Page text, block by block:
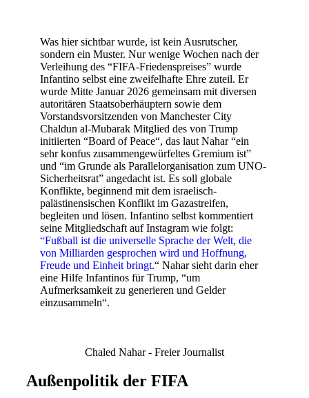
Was hier sichtbar wurde, ist kein Ausrutscher,
sondern ein Muster. Nur wenige Wochen nach der
Verleihung des “FIFA-Friedenspreises” wurde
Infantino selbst eine zweifelhafte Ehre zuteil. Er
wurde Mitte Januar 2026 gemeinsam mit diversen
autoritären Staatsoberhäuptern sowie dem
Vorstandsvorsitzenden von Manchester City
Chaldun al-Mubarak Mitglied des von Trump
initiierten “Board of Peace“, das laut Nahar “ein
sehr konfus zusammengewürfeltes Gremium ist”
und “im Grunde als Parallelorganisation zum UNO-
Sicherheitsrat” angedacht ist. Es soll globale
Konflikte, beginnend mit dem israelisch-
palästinensischen Konflikt im Gazastreifen,
begleiten und lösen. Infantino selbst kommentiert
seine Mitgliedschaft auf Instagram wie folgt:
“Fußball ist die universelle Sprache der Welt, die
von Milliarden gesprochen wird und Hoffnung,
Freude und Einheit bringt.“ Nahar sieht darin eher
eine Hilfe Infantinos für Trump, “um
Aufmerksamkeit zu generieren und Gelder
einzusammeln“.
Chaled Nahar - Freier Journalist
Außenpolitik der FIFA